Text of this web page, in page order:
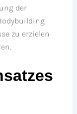
der
zu erzielen